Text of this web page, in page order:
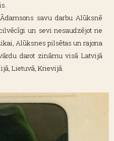
savu darbu Alūksnē
un sevi nesaudzējot ne
Alūksnes pilsētas un rajona
darot zināmu visā Latvijā
Lietuvā, Krievijā.